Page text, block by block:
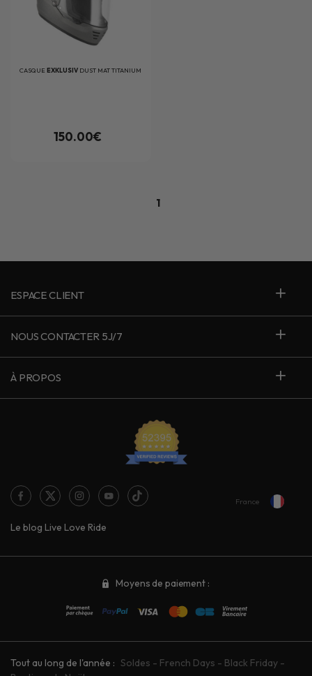
CASQUE EXKLUSIV DUST MAT TITANIUM
150.00€
1
ESPACE CLIENT
NOUS CONTACTER 5J/7
À PROPOS
Le blog Live Love Ride
France
Moyens de paiement :
Tout au long de l'année : Soldes - French Days - Black Friday -